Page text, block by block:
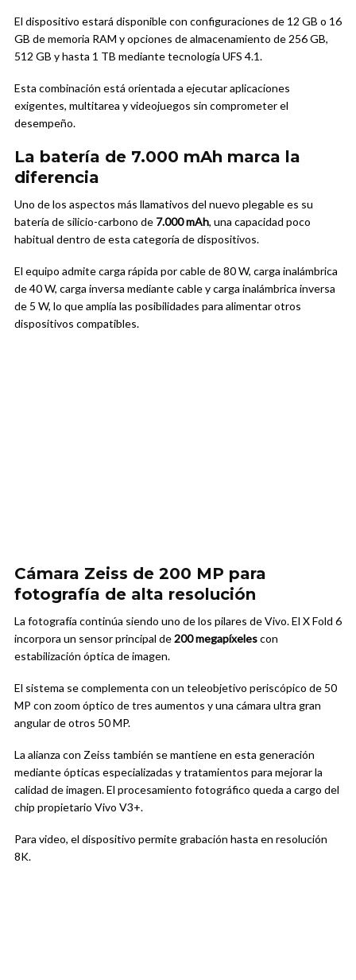
El dispositivo estará disponible con configuraciones de 12 GB o 16
GB de memoria RAM y opciones de almacenamiento de 256 GB,
512 GB y hasta 1 TB mediante tecnología UFS 4.1.
Esta combinación está orientada a ejecutar aplicaciones
exigentes, multitarea y videojuegos sin comprometer el
desempeño.
La batería de 7.000 mAh marca la
diferencia
Uno de los aspectos más llamativos del nuevo plegable es su
batería de silicio-carbono de 7.000 mAh, una capacidad poco
habitual dentro de esta categoría de dispositivos.
El equipo admite carga rápida por cable de 80 W, carga inalámbrica
de 40 W, carga inversa mediante cable y carga inalámbrica inversa
de 5 W, lo que amplía las posibilidades para alimentar otros
dispositivos compatibles.
Cámara Zeiss de 200 MP para
fotografía de alta resolución
La fotografía continúa siendo uno de los pilares de Vivo. El X Fold 6
incorpora un sensor principal de200 megapíxelescon
estabilización óptica de imagen.
El sistema se complementa con un teleobjetivo periscópico de 50
MP con zoom óptico de tres aumentos y una cámara ultra gran
angular de otros 50 MP.
La alianza con Zeiss también se mantiene en esta generación
mediante ópticas especializadas y tratamientos para mejorar la
calidad de imagen. El procesamiento fotográfico queda a cargo del
chip propietario Vivo V3+.
Para video, el dispositivo permite grabación hasta en resolución
8K.